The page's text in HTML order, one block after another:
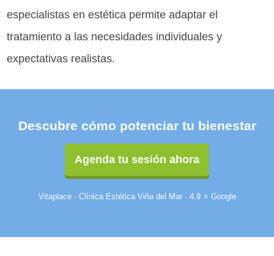
especialistas en estética permite adaptar el
tratamiento a las necesidades individuales y
expectativas realistas.
Descubre cómo potenciar tu bienestar
Agenda tu sesión ahora
Vitaplace · Clínica Estética Viña del Mar · 4.9 ⭐ Google